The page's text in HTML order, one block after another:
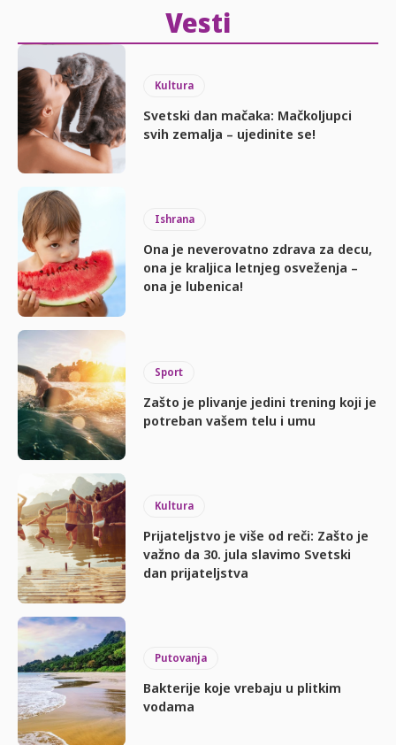
Vesti
Kultura
Svetski dan mačaka: Mačkoljupci
svih zemalja – ujedinite se!
Ishrana
Ona je neverovatno zdrava za decu,
ona je kraljica letnjeg osveženja –
ona je lubenica!
Sport
Zašto je plivanje jedini trening koji je
potreban vašem telu i umu
Kultura
Prijateljstvo je više od reči: Zašto je
važno da 30. jula slavimo Svetski
dan prijateljstva
Putovanja
Bakterije koje vrebaju u plitkim
vodama